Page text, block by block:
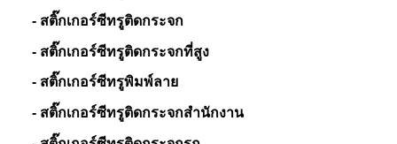
- สติ๊กเกอร์ซีทรูติดกระจก
- สติ๊กเกอร์ซีทรูติดกระจกที่สูง
- สติ๊กเกอร์ซีทรูพิมพ์ลาย
- สติ๊กเกอร์ซีทรูติดกระจกสำนักงาน